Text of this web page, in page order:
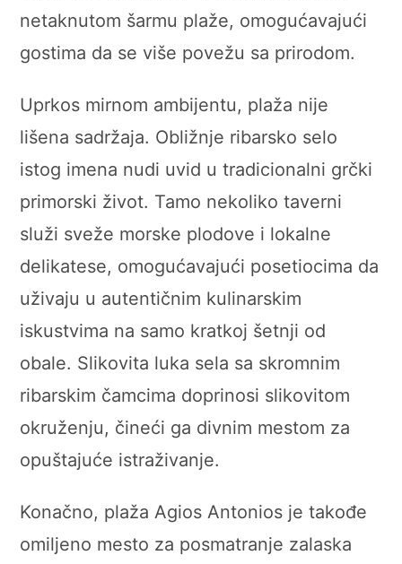
netaknutom šarmu plaže, omogućavajući
gostima da se više povežu sa prirodom.
Uprkos mirnom ambijentu, plaža nije
lišena sadržaja. Obližnje ribarsko selo
istog imena nudi uvid u tradicionalni grčki
primorski život. Tamo nekoliko taverni
služi sveže morske plodove i lokalne
delikatese, omogućavajući posetiocima da
uživaju u autentičnim kulinarskim
iskustvima na samo kratkoj šetnji od
obale. Slikovita luka sela sa skromnim
ribarskim čamcima doprinosi slikovitom
okruženju, čineći ga divnim mestom za
opuštajuće istraživanje.
Konačno, plaža Agios Antonios je takođe
omiljeno mesto za posmatranje zalaska